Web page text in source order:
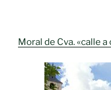
Moral de Cva. «calle a